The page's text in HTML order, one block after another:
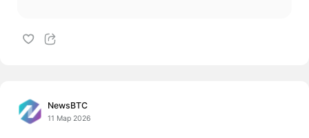
NewsBTC
11 Мар 2026